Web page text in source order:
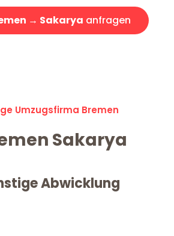
→ Sakarya anfragen
Umzugsfirma Bremen
Sakarya
Abwicklung